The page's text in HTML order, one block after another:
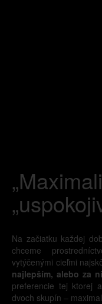
Na začiatku každej
chceme
vytýčenými cieľmi
najlepším, alebo za
preferencie tej ktorej
dvoch skupín –